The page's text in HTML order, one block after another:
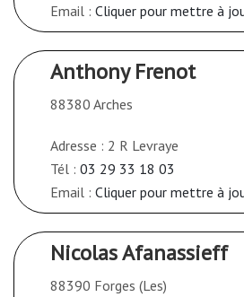
Email : Cliquer pour mettre à
Anthony Frenot
88380 Arches
Adresse : 2 R Levraye
Tél : 03 29 33 18 03
Email : Cliquer pour mettre à
Nicolas Afanassieff
88390 Forges (Les)